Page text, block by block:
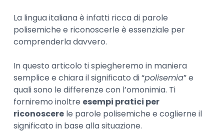
La lingua italiana è infatti ricca di parole
polisemiche e riconoscerle è essenziale per
comprenderla davvero.
In questo articolo ti spiegheremo in maniera
semplice e chiara il significato di “polisemia” e
quali sono le differenze con l’omonimia. Ti
forniremo inoltre esempi pratici per
riconoscere le parole polisemiche e coglierne il
significato in base alla situazione.